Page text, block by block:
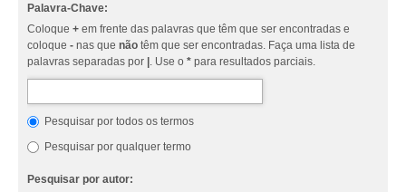
Palavra-Chave:
Coloque + em frente das palavras que têm que ser encontradas e
coloque - nas que não têm que ser encontradas. Faça uma lista de
palavras separadas por |. Use o * para resultados parciais.
Pesquisar por todos os termos
Pesquisar por qualquer termo
Pesquisar por autor: